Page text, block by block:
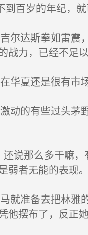
百岁的年纪，就
尔达斯拳如雷震
战力，已经不足
华夏还是很有市
动的有些过头茅
说那么多干嘛
弱者无能的表现
就准备去把林雅
他摆布了，反正